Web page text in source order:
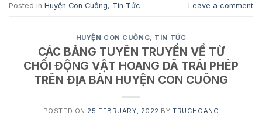
Posted in Huyện Con Cuông, Tin Tức Leave a comment
HUYỆN CON CUÔNG, TIN TỨC
CÁC BẢNG TUYÊN TRUYỀN VỀ TỪ
CHỐI ĐỘNG VẬT HOANG DÃ TRÁI PHÉP
TRÊN ĐỊA BÀN HUYỆN CON CUÔNG
POSTED ON 25 FEBRUARY, 2022 BYTRUCHOANG